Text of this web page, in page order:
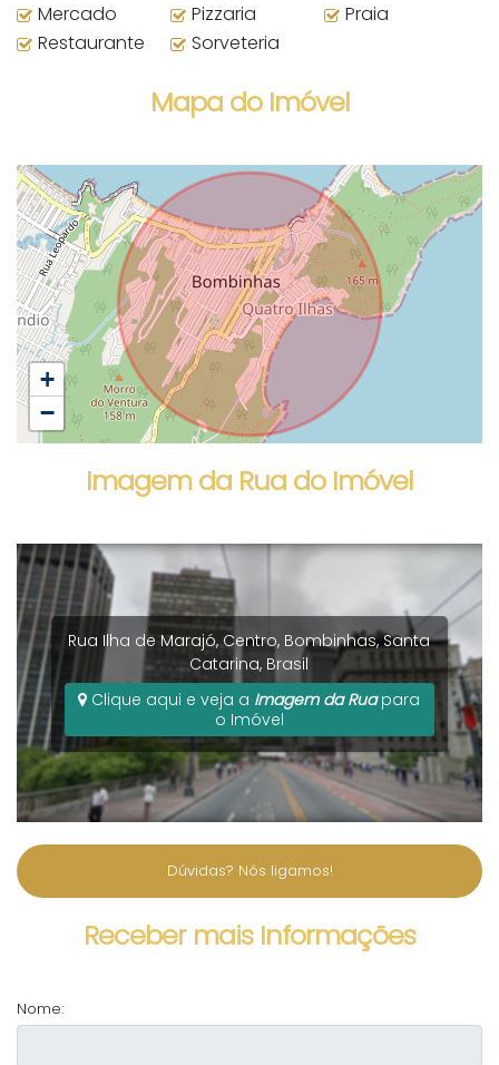
Mercado Pizzaria
Praia
Restaurante
Sorveteria
Mapa do Imóvel
+
−
Imagem da Rua do Imóvel
Rua Ilha de Marajó,Centro, Bombinhas,Santa
Catarina, Brasil
Clique aqui e veja a Imagem da Ruapara
o Imóvel
Dúvidas? Nós ligamos!
Receber mais Informações
Nome: